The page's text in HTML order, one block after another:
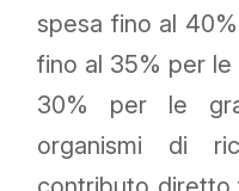
spesa fino al
fino al 35% per le
30% per le
organismi di